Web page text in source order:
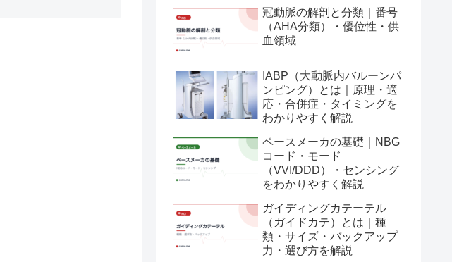
冠動脈の解剖と分類｜番号
（AHA分類）・優位性・供
血領域
IABP（大動脈内バルーンパ
ンピング）とは｜原理・適
応・合併症・タイミングを
わかりやすく解説
ペースメーカの基礎｜NBG
コード・モード
（VVI/DDD）・センシング
をわかりやすく解説
ガイディングカテーテル
（ガイドカテ）とは｜種
類・サイズ・バックアップ
力・選び方を解説